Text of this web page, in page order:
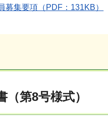
集要項（PDF：131KB）
第8号様式）